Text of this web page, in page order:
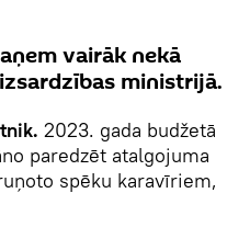
vairāk nekā
ministrijā.
2023. gada budžetā
paredzēt atalgojuma
spēku karavīriem,